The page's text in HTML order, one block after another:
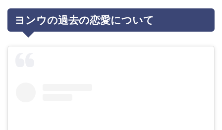
ヨンウの過去の恋愛について